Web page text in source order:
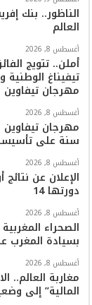
و
ك
ر الناظور.. بنك
العالم
أغسطس 8, 2026
تيفيناغ
مهرجان تيفاوين
أغسطس 8, 2026
سنة على
أغسطس 8, 2026
الإعلان عن
دورتها 14
أغسطس 8, 2026
الصحراء
بسيادة المغرب
أغسطس 8, 2026
مغاربة العالم..
المالية” إلى